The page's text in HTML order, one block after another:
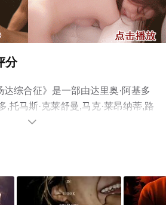
分
综合征》是一部由达里奥·阿基多
,托马斯·克莱舒曼,马克·莱昂纳蒂,路
纳切利,朱利安·兰布罗希尼,约翰·昆
韦罗妮卡·拉扎尔,Mar等
，更多剧情信息可移步至豆瓣电
平台了解。
